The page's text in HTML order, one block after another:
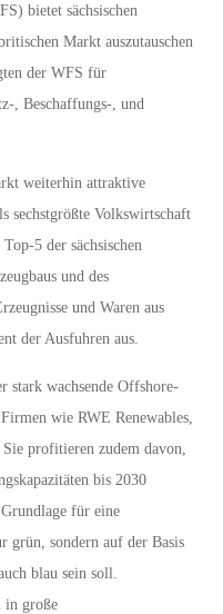
bietet sächsischen
Markt auszutauschen
der WFS für
, Beschaffungs-, und
weiterhin attraktive
sechstgrößte Volkswirtschaft
5 der sächsischen
und des
und Waren aus
der Ausfuhren aus.
stark wachsende Offshore-
wie RWE Renewables,
profitieren zudem davon,
bis 2030
für eine
grün, sondern auf der Basis
blau sein soll.
in große